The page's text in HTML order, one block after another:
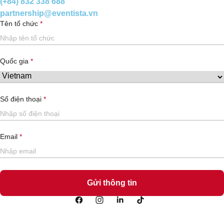
partnership@eventista.vn
Tên tổ chức
Quốc gia
Số điện thoại
Email